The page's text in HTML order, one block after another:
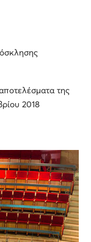
της
2018